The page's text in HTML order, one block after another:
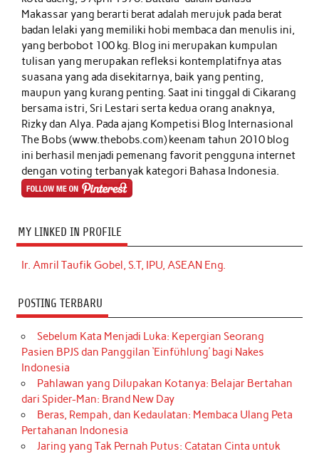
Makassar yang berarti berat adalah merujuk pada berat
badan lelaki yang memiliki hobi membaca dan menulis ini,
yang berbobot 100 kg. Blog ini merupakan kumpulan
tulisan yang merupakan refleksi kontemplatifnya atas
suasana yang ada disekitarnya, baik yang penting,
maupun yang kurang penting. Saat ini tinggal di Cikarang
bersama istri, Sri Lestari serta kedua orang anaknya,
Rizky dan Alya. Pada ajang Kompetisi Blog Internasional
The Bobs (www.thebobs.com) keenam tahun 2010 blog
ini berhasil menjadi pemenang favorit pengguna internet
dengan voting terbanyak kategori Bahasa Indonesia.
MY LINKED IN PROFILE
Ir. Amril Taufik Gobel, S.T, IPU, ASEAN Eng.
POSTING TERBARU
Sebelum Kata Menjadi Luka: Kepergian Seorang
Pasien BPJS dan Panggilan ‘Einfühlung’ bagi Nakes
Indonesia
Pahlawan yang Dilupakan Kotanya: Belajar Bertahan
dari Spider-Man: Brand New Day
Beras, Rempah, dan Kedaulatan: Membaca Ulang Peta
Pertahanan Indonesia
Jaring yang Tak Pernah Putus: Catatan Cinta untuk